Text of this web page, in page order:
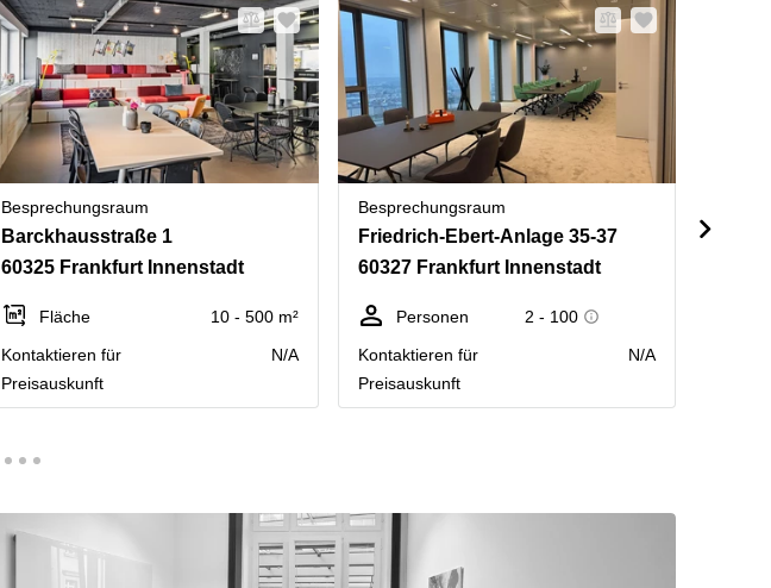
Besprechungsraum
Barckhausstraße 1
60325 Frankfurt Innenstadt
Fläche
10 - 500 m²
Kontaktieren für
Preisauskunft
N/A
Besprechungsraum
Friedrich-Ebert-Anlage 35-37
60327 Frankfurt Innenstadt
Personen
2 - 100
Kontaktieren für
Preisauskunft
N/A